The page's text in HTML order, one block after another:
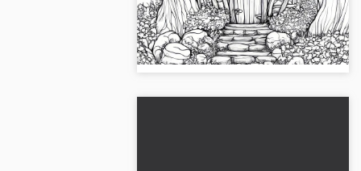
encantado: una casa de brujas
espera ser pintada. ¡Descárgalo
gratis ahora y sé creativo!...